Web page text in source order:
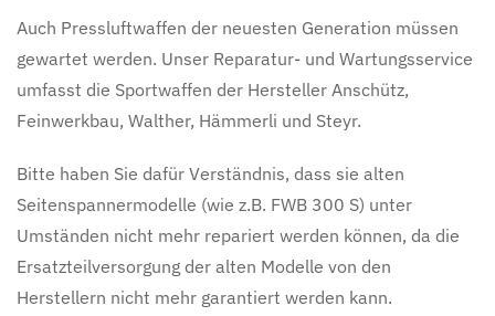
Auch Pressluftwaffen der neuesten Generation müssen
gewartet werden. Unser Reparatur- und Wartungsservice
umfasst die Sportwaffen der Hersteller Anschütz,
Feinwerkbau, Walther, Hämmerli und Steyr.
Bitte haben Sie dafür Verständnis, dass sie alten
Seitenspannermodelle (wie z.B. FWB 300 S) unter
Umständen nicht mehr repariert werden können, da die
Ersatzteilversorgung der alten Modelle von den
Herstellern nicht mehr garantiert werden kann.